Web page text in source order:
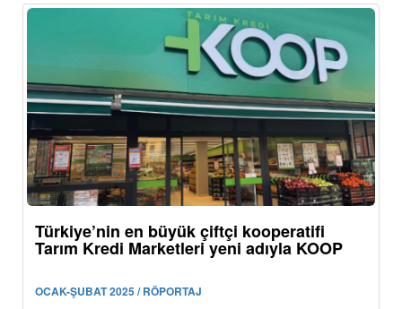
Türkiye’nin en büyük çiftçi kooperatifi
Tarım Kredi Marketleri yeni adıyla KOOP
OCAK-ŞUBAT 2025 / RÖPORTAJ